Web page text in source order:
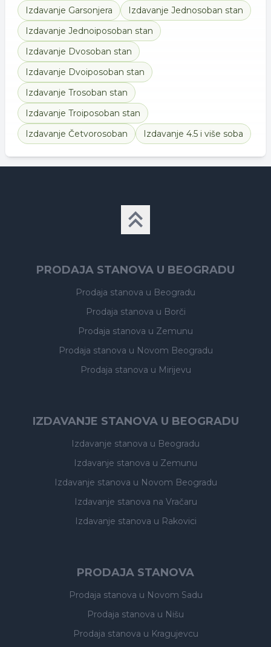
Izdavanje Garsonjera Izdavanje Jednosoban stan
Izdavanje Jednoiposoban stan
Izdavanje Dvosoban stan
Izdavanje Dvoiposoban stan
Izdavanje Trosoban stan
Izdavanje Troiposoban stan
Izdavanje Četvorosoban Izdavanje 4.5 i više soba
PRODAJA STANOVA U BEOGRADU
Prodaja stanova u Beogradu
Prodaja stanova u Borči
Prodaja stanova u Zemunu
Prodaja stanova u Novom Beogradu
Prodaja stanova u Mirijevu
IZDAVANJE STANOVA U BEOGRADU
Izdavanje stanova u Beogradu
Izdavanje stanova u Zemunu
Izdavanje stanova u Novom Beogradu
Izdavanje stanova na Vračaru
Izdavanje stanova u Rakovici
PRODAJA STANOVA
Prodaja stanova u Novom Sadu
Prodaja stanova u Nišu
Prodaja stanova u Kragujevcu